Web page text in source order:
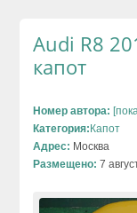
Audi R8
капот
Номер автора:
Категория: Капот
Адрес: Москва
Размещено: 7